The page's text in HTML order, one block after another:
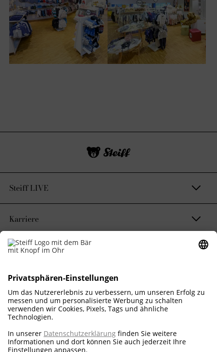
Steiff LIVE
Karriere
Kontakt & Rechtliches
Nachhaltigkeitsversprechen
Corporate Business